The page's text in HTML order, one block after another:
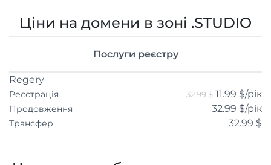
Ціни на домени в зоні .STUDIO
Послуги реєстру
Regery
Реєстрація 32.99 $ 11.99 $/рік
Продовження 32.99 $/рік
Трансфер 32.99 $